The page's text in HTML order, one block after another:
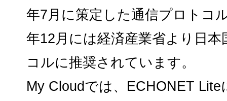
年7月に策定した通信プロトコ
年12月には経済産業省より日
コルに推奨されています。
My Cloudでは、ECHONET